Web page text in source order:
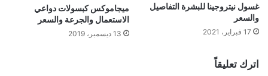
غسول نيتروجينا للبشرة التفاصيل
والسعر
17 فبراير، 2021
ميجاموكس كبسولات دواعي
الاستعمال والجرعة والسعر
13 ديسمبر، 2019
اترك تعليقاً